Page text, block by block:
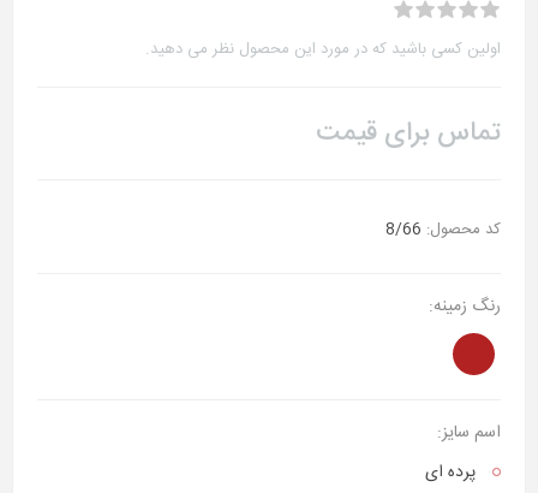
اولین کسی باشید که در مورد این محصول نظر می دهید.
تماس برای قیمت
کد محصول: 8/66
رنگ زمینه:
اسم سایز:
پرده ای